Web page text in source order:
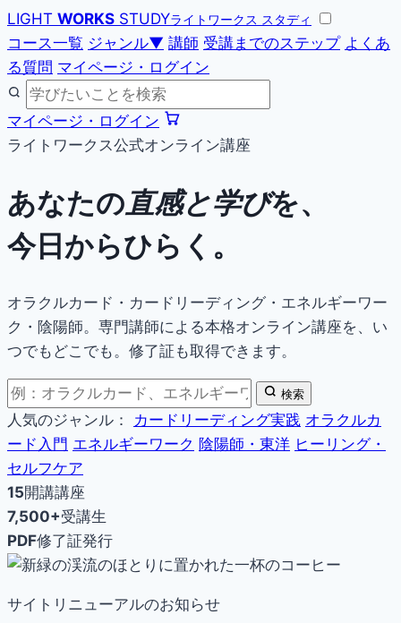
LIGHT WORKS STUDYライトワークス スタディ
コース一覧 ジャンル▼ 講師 受講までのステップ よくあ
る質問 マイページ・ログイン
マイページ・ログイン
ライトワークス公式オンライン講座
あなたの直感と学びを、
今日からひらく。
オラクルカード・カードリーディング・エネルギーワー
ク・陰陽師。専門講師による本格オンライン講座を、い
つでもどこでも。修了証も取得できます。
検索
人気のジャンル： カードリーディング実践 オラクルカ
ード入門 エネルギーワーク 陰陽師・東洋 ヒーリング・
セルフケア
15開講講座
7,500+受講生
PDF修了証発行
サイトリニューアルのお知らせ